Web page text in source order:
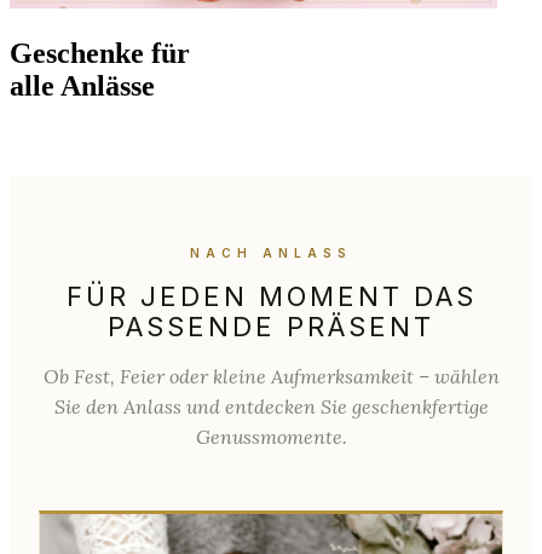
Geschenke für
alle Anlässe
NACH ANLASS
FÜR JEDEN MOMENT DAS
PASSENDE PRÄSENT
Ob Fest, Feier oder kleine Aufmerksamkeit – wählen
Sie den Anlass und entdecken Sie geschenkfertige
Genussmomente.